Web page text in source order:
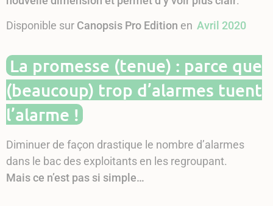
Disponible sur Canopsis Pro Edition en Avril 2020
La promesse (tenue) : parce que
(beaucoup) trop d’alarmes tuent
l’alarme !
Diminuer de façon drastique le nombre d’alarmes
dans le bac des exploitants en les regroupant.
Mais ce n’est pas si simple…